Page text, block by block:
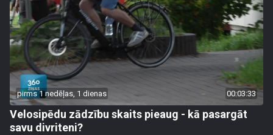
pirms 1 nedēļas, 1 dienas 00:03:33
Velosipēdu zādzību skaits pieaug - kā pasargāt
savu divriteni?